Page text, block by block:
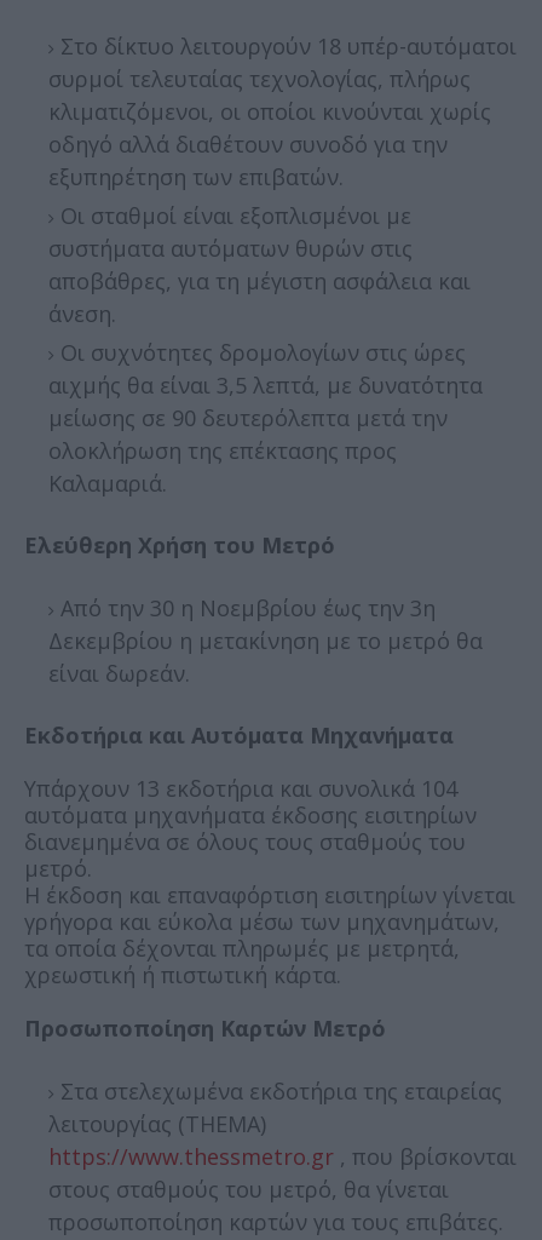
Στο δίκτυο λειτουργούν 18 υπέρ-αυτόματοι
συρμοί τελευταίας τεχνολογίας, πλήρως
κλιματιζόμενοι, οι οποίοι κινούνται χωρίς
οδηγό αλλά διαθέτουν συνοδό για την
εξυπηρέτηση των επιβατών.
Οι σταθμοί είναι εξοπλισμένοι με
συστήματα αυτόματων θυρών στις
αποβάθρες, για τη μέγιστη ασφάλεια και
άνεση.
Οι συχνότητες δρομολογίων στις ώρες
αιχμής θα είναι 3,5 λεπτά, με δυνατότητα
μείωσης σε 90 δευτερόλεπτα μετά την
ολοκλήρωση της επέκτασης προς
Καλαμαριά.
Ελεύθερη Χρήση του Μετρό
Από την 30 η Νοεμβρίου έως την 3η
Δεκεμβρίου η μετακίνηση με το μετρό θα
είναι δωρεάν.
Εκδοτήρια και Αυτόματα Μηχανήματα
Υπάρχουν 13 εκδοτήρια και συνολικά 104
αυτόματα μηχανήματα έκδοσης εισιτηρίων
διανεμημένα σε όλους τους σταθμούς του
μετρό.
Η έκδοση και επαναφόρτιση εισιτηρίων γίνεται
γρήγορα και εύκολα μέσω των μηχανημάτων,
τα οποία δέχονται πληρωμές με μετρητά,
χρεωστική ή πιστωτική κάρτα.
Προσωποποίηση Καρτών Μετρό
Στα στελεχωμένα εκδοτήρια της εταιρείας
λειτουργίας (THEMA)
https://www.thessmetro.gr , που βρίσκονται
στους σταθμούς του μετρό, θα γίνεται
προσωποποίηση καρτών για τους επιβάτες.